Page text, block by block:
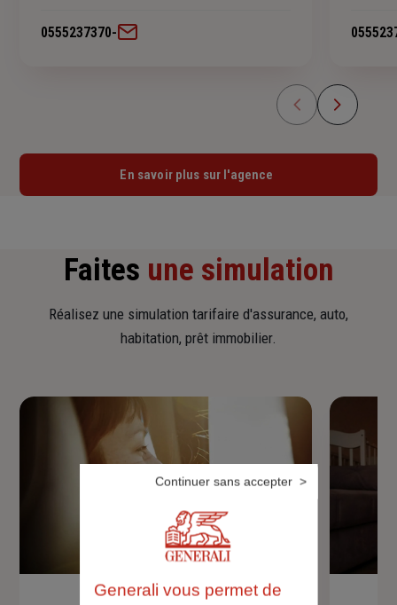
0555237370-
En savoir plus sur l'agence
Faites une simulation
Réalisez une simulation tarifaire d'assurance, auto,
habitation, prêt immobilier.
Devis assurance auto
Generali vous permet de
Continuer sans accepter